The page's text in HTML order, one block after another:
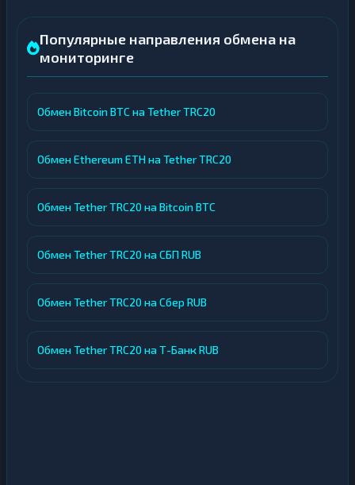
Популярные направления обмена на
мониторинге
Обмен Bitcoin BTC на Tether TRC20
Обмен Ethereum ETH на Tether TRC20
Обмен Tether TRC20 на Bitcoin BTC
Обмен Tether TRC20 на СБП RUB
Обмен Tether TRC20 на Сбер RUB
Обмен Tether TRC20 на Т-Банк RUB